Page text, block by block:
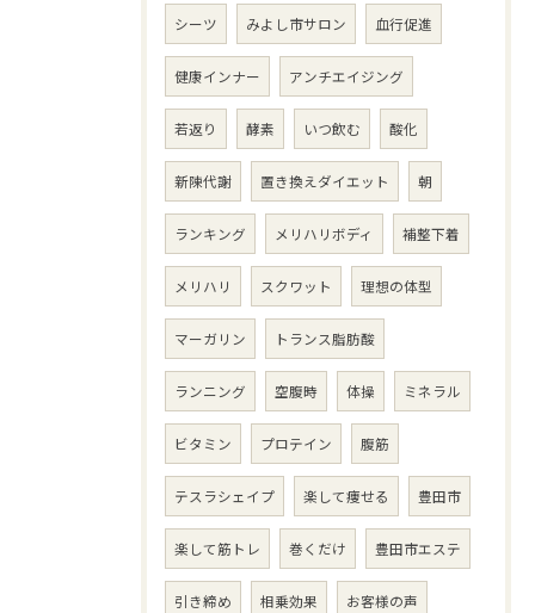
シーツ みよし市サロン 血行促進
健康インナー アンチエイジング
若返り 酵素 いつ飲む 酸化
新陳代謝 置き換えダイエット 朝
ランキング メリハリボディ 補整下着
メリハリ スクワット 理想の体型
マーガリン トランス脂肪酸
ランニング 空腹時 体操 ミネラル
ビタミン プロテイン 腹筋
テスラシェイプ 楽して痩せる 豊田市
楽して筋トレ 巻くだけ 豊田市エステ
引き締め 相乗効果 お客様の声